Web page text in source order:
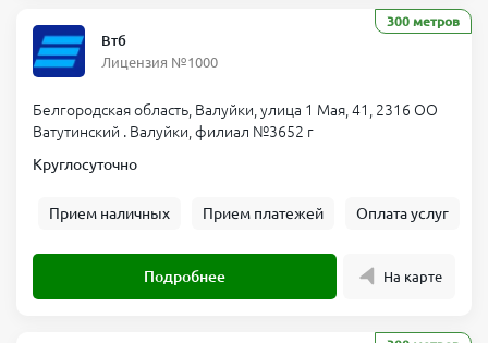
300 метров
Втб
Лицензия №1000
Белгородская область, Валуйки, улица 1 Мая, 41, 2316 ОО
Ватутинский . Валуйки, филиал №3652 г
Круглосуточно
Прием наличных Прием платежей Оплата услуг
Подробнее На карте